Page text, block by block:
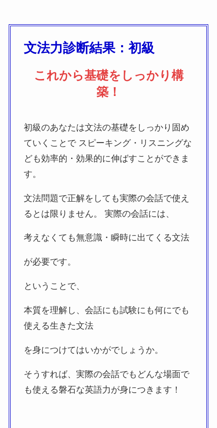
文法力診断結果：初級
これから基礎をしっかり構
築！
初級のあなたは文法の基礎をしっかり固め
ていくことで スピーキング・リスニングな
ども効率的・効果的に伸ばすことができま
す。
文法問題で正解をしても実際の会話で使え
るとは限りません。 実際の会話には、
考えなくても無意識・瞬時に出てくる文法
が必要です。
ということで、
本質を理解し、会話にも試験にも何にでも
使える生きた文法
を身につけてはいかがでしょうか。
そうすれば、実際の会話でもどんな場面で
も使える磐石な英語力が身につきます！